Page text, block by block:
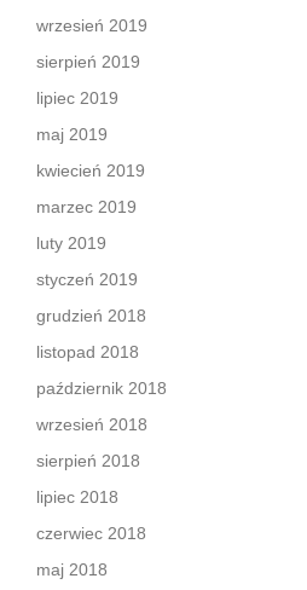
wrzesień 2019
sierpień 2019
lipiec 2019
maj 2019
kwiecień 2019
marzec 2019
luty 2019
styczeń 2019
grudzień 2018
listopad 2018
październik 2018
wrzesień 2018
sierpień 2018
lipiec 2018
czerwiec 2018
maj 2018